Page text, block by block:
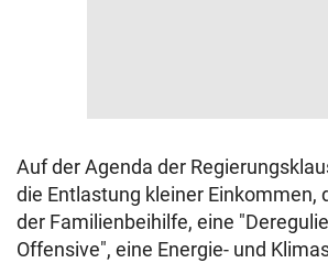
Auf der Agenda der
die Entlastung kleiner Einkommen,
der Familienbeihilfe, eine
Offensive", eine Energie- und